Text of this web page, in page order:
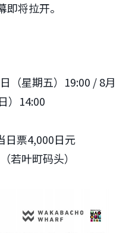
将拉开。
（星期五）19:00 / 8月
）14:00
票4,000日元
若叶町码头）